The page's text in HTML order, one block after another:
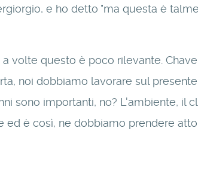
e ho detto "ma questa è
volte questo è poco rilevante.
noi dobbiamo lavorare sul
sono importanti, no? L'ambiente, il
è così, ne dobbiamo prendere